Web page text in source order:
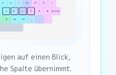
Z U I O P Ü
+
J K L Ö Ä #
Enter
B N M , . -
auf einen Blick,
Spalte übernimmt.